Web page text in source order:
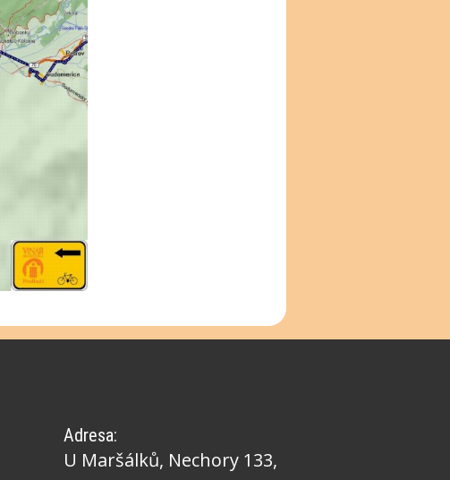
Adresa:
U Maršálků, Nechory 133,